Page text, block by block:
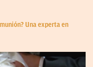
Una experta en